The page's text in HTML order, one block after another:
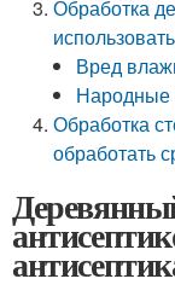
Обработка
Вред
Народные
Обработка
обработать